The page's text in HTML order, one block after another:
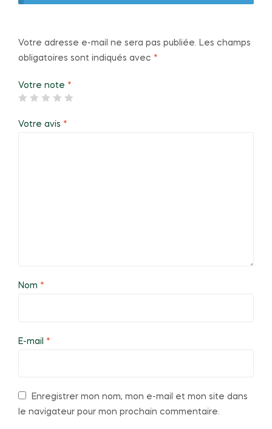
Votre adresse e-mail ne sera pas publiée. Les champs
obligatoires sont indiqués avec *
Votre note *
Votre avis *
Nom *
E-mail *
Enregistrer mon nom, mon e-mail et mon site dans
le navigateur pour mon prochain commentaire.